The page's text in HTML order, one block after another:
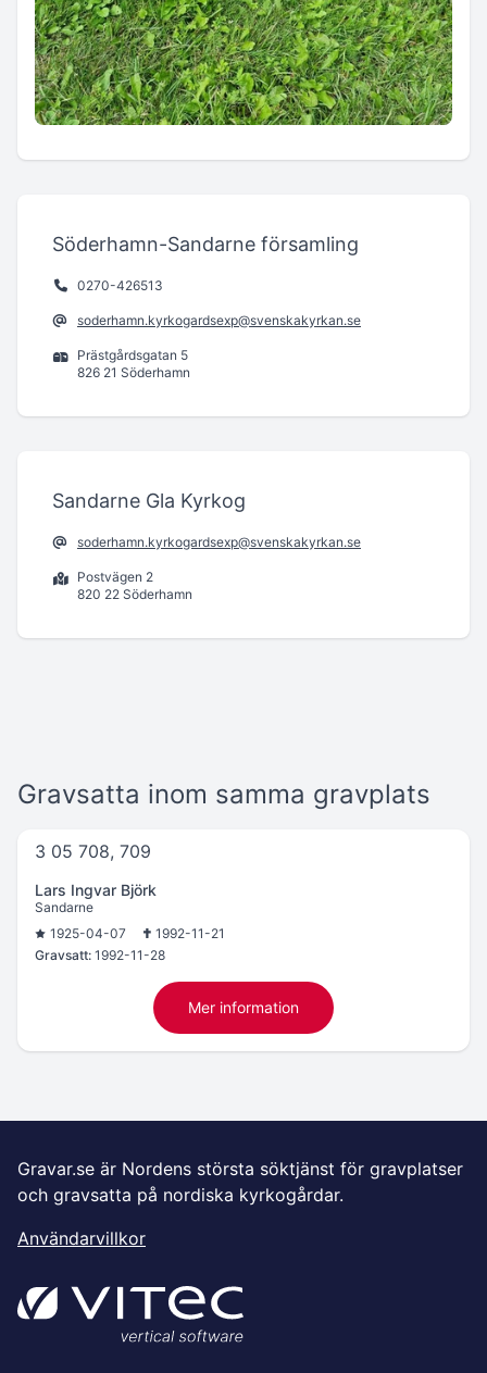
Söderhamn-Sandarne församling
0270-426513
soderhamn.kyrkogardsexp@svenskakyrkan.se
Prästgårdsgatan 5
826 21 Söderhamn
Sandarne Gla Kyrkog
soderhamn.kyrkogardsexp@svenskakyrkan.se
Postvägen 2
820 22 Söderhamn
Gravsatta inom samma gravplats
3 05 708, 709
Lars Ingvar Björk
Sandarne
1925-04-07
1992-11-21
Gravsatt: 1992-11-28
Mer information
Gravar.se är Nordens största söktjänst för gravplatser
och gravsatta på nordiska kyrkogårdar.
Användarvillkor